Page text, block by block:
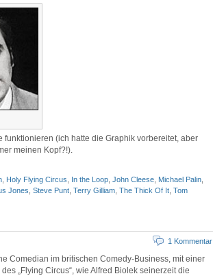
funktionieren (ich hatte die Graphik vorbereitet, aber
meinen Kopf?!).
Holy Flying Circus In the Loop John Cleese Michael Palin
Jones Steve Punt Terry Gilliam The Thick Of It Tom
1 Kommentar
Comedian im britischen Comedy-Business, mit einer
„Flying Circus“, wie Alfred Biolek seinerzeit die